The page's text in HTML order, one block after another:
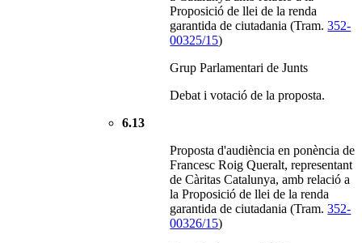
Proposició de llei de la renda
garantida de ciutadania (Tram.352-
00325/15)
Grup Parlamentari de Junts
Debat i votació de la proposta.
6.13
Proposta d'audiència en ponència de
Francesc Roig Queralt, representant
de Càritas Catalunya, amb relació a
la Proposició de llei de la renda
garantida de ciutadania (Tram.352-
00326/15)